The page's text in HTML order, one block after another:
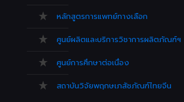
หลักสูตรการแพทย์ทางเลือก
ศูนย์ผลิตและบริการวิชาการผลิตภัณฑ์ฯ
ศูนย์การศึกษาต่อเนื่อง
สถาบันวิจัยพฤกษเภสัชภัณฑ์ไทยจีน